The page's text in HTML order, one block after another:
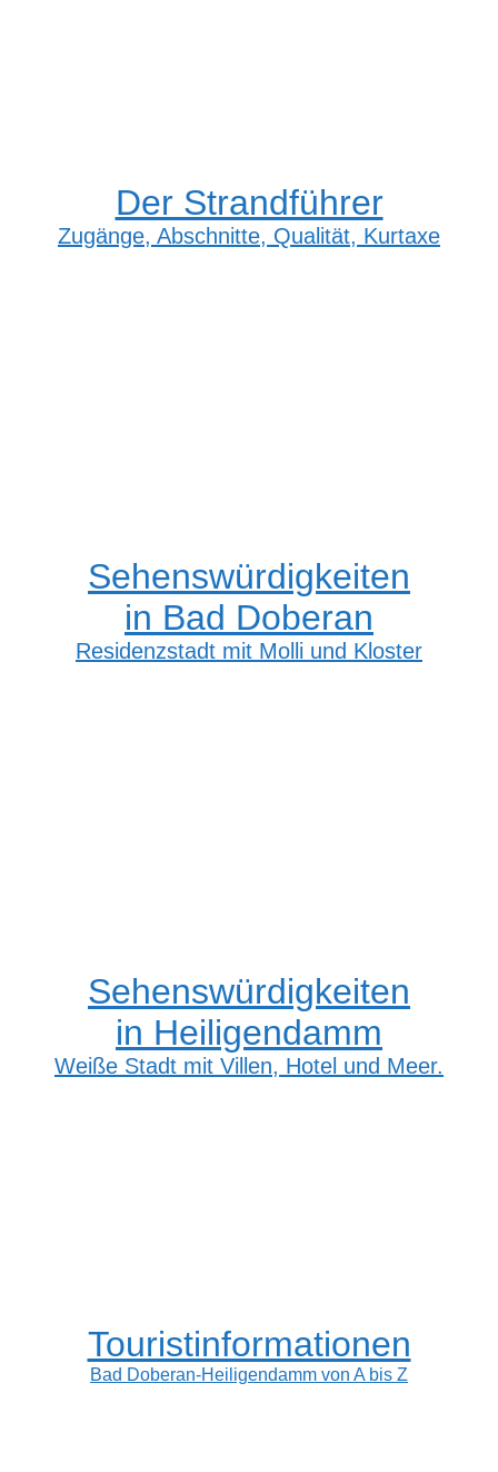
Der Strandführer
Zugänge, Abschnitte, Qualität, Kurtaxe
Sehenswürdigkeiten
in Bad Doberan
Residenzstadt mit Molli und Kloster
Sehenswürdigkeiten
in Heiligendamm
Weiße Stadt mit Villen, Hotel und Meer.
Touristinformationen
Bad Doberan-Heiligendamm von A bis Z